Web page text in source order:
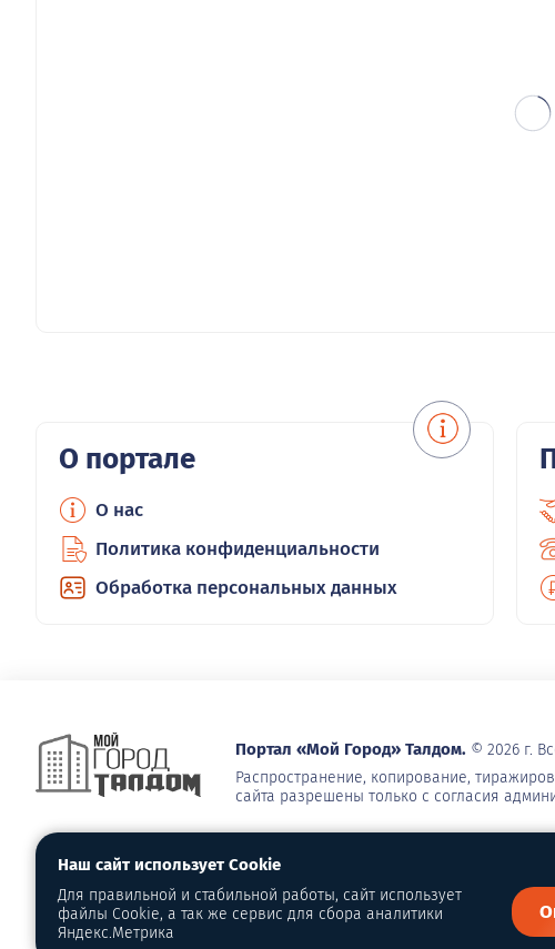
О портале
О нас
Политика конфиденциальности
Обработка персональных данных
Портал «Мой Город» Талдом. © 2026 г.
Распространение, копирование,
сайта разрешены только с согласия
Наш сайт использует Cookie
Для правильной и стабильной работы, сайт использует
файлы Cookie, а так же сервис для сбора аналитики
Яндекс.Метрика